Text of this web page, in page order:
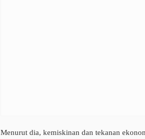
Menurut dia, kemiskinan dan tekanan